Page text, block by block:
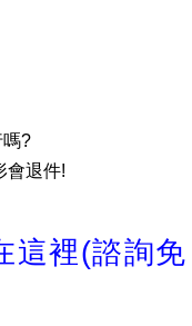
嗎?
會退件!
這裡(諮詢免